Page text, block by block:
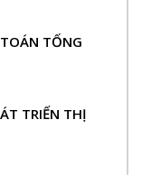
TỔNG
TRIỂN THỊ